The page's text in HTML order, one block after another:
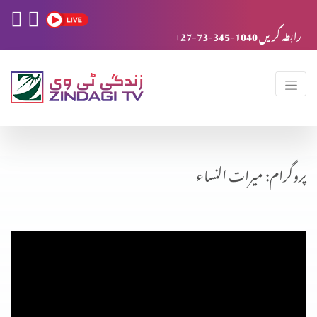
+27-73-345-1040 رابطہ کریں
پروگرام: میرات النساء